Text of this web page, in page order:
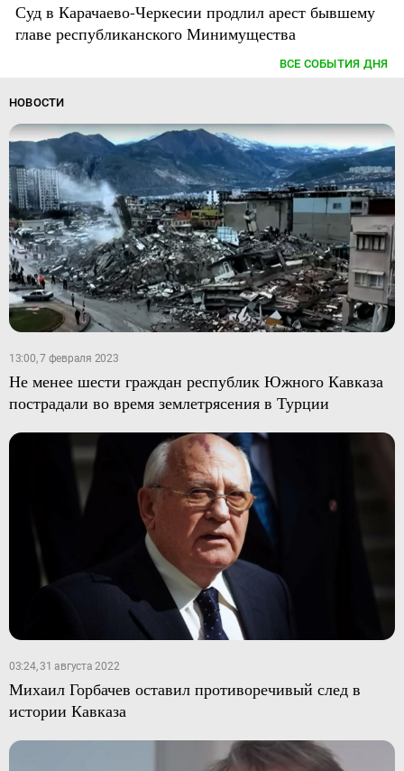
Суд в Карачаево-Черкесии продлил арест бывшему
главе республиканского Минимущества
ВСЕ СОБЫТИЯ ДНЯ
НОВОСТИ
13:00, 7 февраля 2023
Не менее шести граждан республик Южного Кавказа
пострадали во время землетрясения в Турции
03:24, 31 августа 2022
Михаил Горбачев оставил противоречивый след в
истории Кавказа